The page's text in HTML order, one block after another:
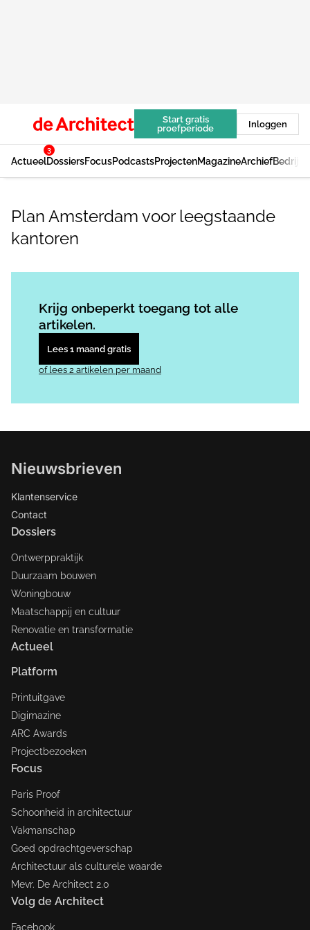
Start gratis
proefperiode
Inloggen
Actueel
3
DossiersFocusPodcastsProjectenMagazineArchief
Plan Amsterdam voor leegstaande
kantoren
Krijg onbeperkt toegang tot alle
artikelen.
Lees 1 maand gratis
of lees 2 artikelen per maand
Nieuwsbrieven
Klantenservice
Contact
Dossiers
Ontwerppraktijk
Duurzaam bouwen
Woningbouw
Maatschappij en cultuur
Renovatie en transformatie
Actueel
Platform
Printuitgave
Digimazine
ARC Awards
Projectbezoeken
Focus
Paris Proof
Schoonheid in architectuur
Vakmanschap
Goed opdrachtgeverschap
Architectuur als culturele waarde
Mevr. De Architect 2.0
Volg de Architect
Facebook